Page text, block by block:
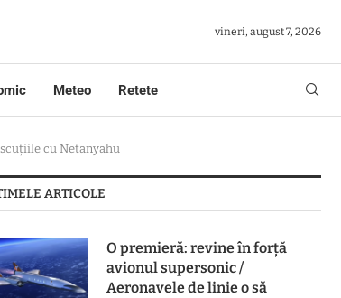
vineri, august 7, 2026
Meteo Retete
cu Netanyahu
ARTICOLE
O premieră: revine în forță
avionul supersonic /
Aeronavele de linie o să